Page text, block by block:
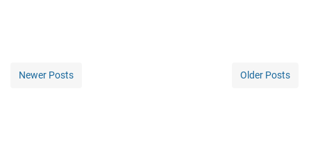
Newer Posts Older Posts